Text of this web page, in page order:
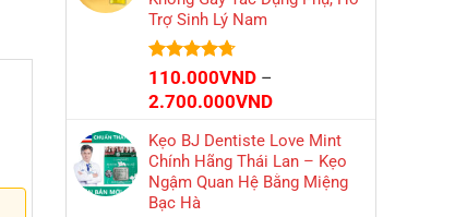
đến
Trợ Sinh Lý Nam
Được xếp
hạng4.71
5 sao
110.000VND –
2.700.000VNDKhoảng
từ
110.000VND
đến
Kẹo BJ Dentiste Love Mint
Chính Hãng Thái Lan – Kẹo
Ngậm Quan Hệ Bằng Miệng
Bạc Hà